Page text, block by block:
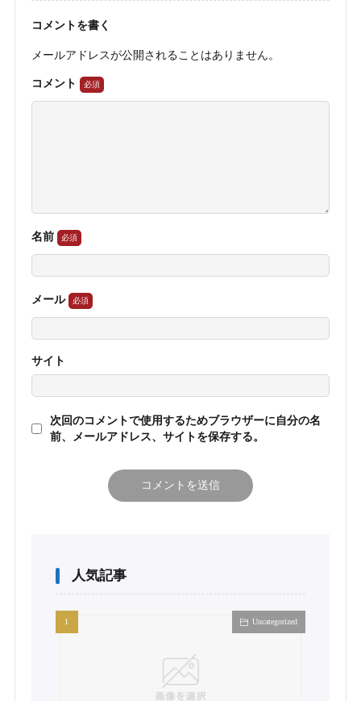
コメントを書く
メールアドレスが公開されることはありません。
コメント
名前
メール
サイト
次回のコメントで使用するためブラウザーに自分の名
前、メールアドレス、サイトを保存する。
人気記事
Uncategorized